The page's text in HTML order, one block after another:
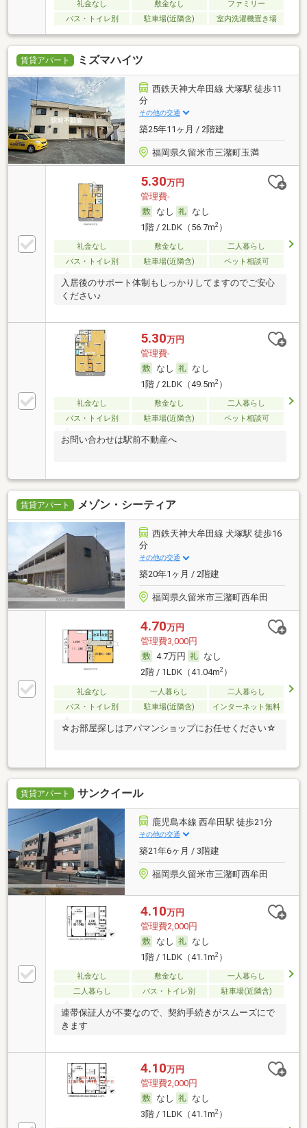
礼金なし 敷金なし
ファミリー
バス・トイレ別
駐車場(近隣含) 室内洗濯機置き場
賃貸アパート ミズマハイツ
西鉄天神大牟田線 犬塚駅 徒歩11
分
その他の交通
築25年11ヶ月 / 2階建
福岡県久留米市三潴町玉満
5.30万円
管理費-
なし
なし
1階 / 2LDK（56.7m2）
礼金なし 敷金なし
二人暮らし
バス・トイレ別
駐車場(近隣含) ペット相談可
入居後のサポート体制もしっかりしてますのでご安心
ください♪
5.30万円
管理費-
なし
なし
1階 / 2LDK（49.5m2）
礼金なし 敷金なし
二人暮らし
バス・トイレ別
駐車場(近隣含) ペット相談可
お問い合わせは駅前不動産へ
賃貸アパート メゾン・シーティア
西鉄天神大牟田線 犬塚駅 徒歩16
分
その他の交通
築20年1ヶ月 / 2階建
福岡県久留米市三潴町西牟田
4.70万円
管理費3,000円
4.7万円
なし
2階 / 1LDK（41.04m2）
礼金なし 一人暮らし
二人暮らし
バス・トイレ別
駐車場(近隣含) インターネット無料
☆お部屋探しはアパマンショップにお任せください☆
賃貸アパート サンクイール
鹿児島本線 西牟田駅 徒歩21分
その他の交通
築21年6ヶ月 / 3階建
福岡県久留米市三潴町西牟田
4.10万円
管理費2,000円
なし
なし
1階 / 1LDK（41.1m2）
礼金なし 敷金なし
一人暮らし
二人暮らし
バス・トイレ別 駐車場(近隣含)
連帯保証人が不要なので、契約手続きがスムーズにで
きます
4.10万円
管理費2,000円
なし
なし
3階 / 1LDK（41.1m2）